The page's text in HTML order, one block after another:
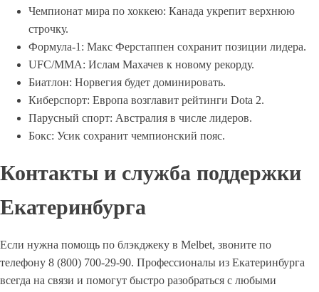
Чемпионат мира по хоккею: Канада укрепит верхнюю
строчку.
Формула-1: Макс Ферстаппен сохранит позиции лидера.
UFC/MMA: Ислам Махачев к новому рекорду.
Биатлон: Норвегия будет доминировать.
Киберспорт: Европа возглавит рейтинги Dota 2.
Парусный спорт: Австралия в числе лидеров.
Бокс: Усик сохранит чемпионский пояс.
Контакты и служба поддержки
Екатеринбурга
Если нужна помощь по блэкджеку в Melbet, звоните по
телефону 8 (800) 700-29-90. Профессионалы из Екатеринбурга
всегда на связи и помогут быстро разобраться с любыми